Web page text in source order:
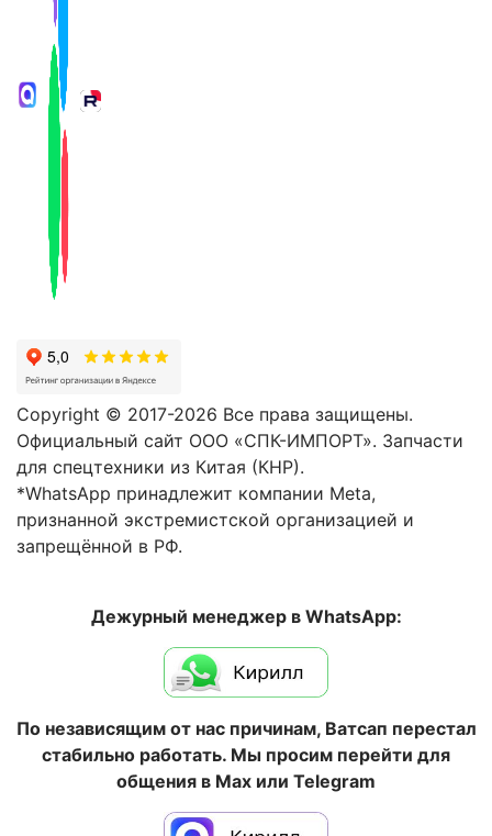
Copyright © 2017-2026 Все права защищены.
Официальный сайт ООО «СПК-ИМПОРТ». Запчасти
для спецтехники из Китая (КНР).
*WhatsApp принадлежит компании Meta,
признанной экстремистской организацией и
запрещённой в РФ.
Дежурный менеджер в WhatsApp:
По независящим от нас причинам, Ватсап перестал
стабильно работать. Мы просим перейти для
общения в Max или Telegram